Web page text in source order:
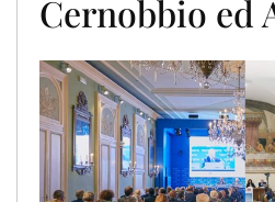
Cernobbio ed